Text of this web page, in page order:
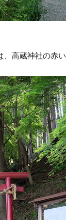
、高蔵神社の赤